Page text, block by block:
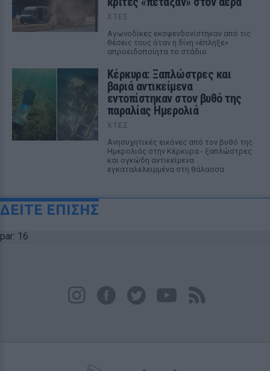
ΧΤΕΣ
Αγωνοδίκες εκσφενδονίστηκαν από τις
θέσεις τους όταν η δίνη «έπληξε»
απροειδοποίητα το στάδιο
Κέρκυρα: Ξαπλώστρες και
βαριά αντικείμενα
εντοπίστηκαν στον βυθό της
παραλίας Ημερολιά
ΧΤΕΣ
Ανησυχητικές εικόνες από τον βυθό της
Ημερολιάς στην Κέρκυρα - ξαπλώστρες
και ογκώδη αντικείμενα
εγκαταλελειμμένα στη θάλασσα
ΔΕΙΤΕ ΕΠΙΣΗΣ
par: 16